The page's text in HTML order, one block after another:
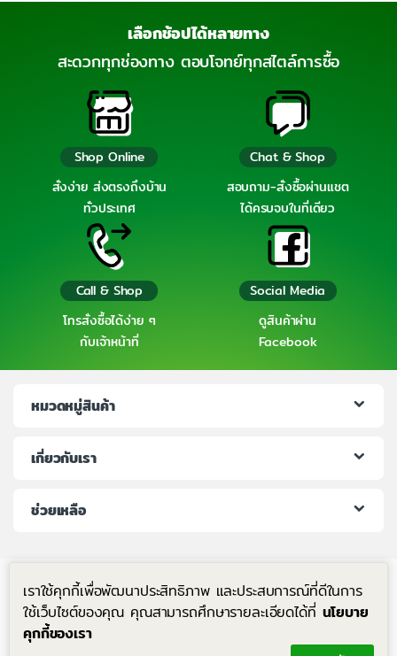
เลือกช้อปได้หลายทาง
สะดวกทุกช่องทาง ตอบโจทย์ทุกสไตล์การซื้อ
Shop Online
สั่งง่าย ส่งตรงถึงบ้าน
ทั่วประเทศ
Chat & Shop
สอบถาม-สั่งซื้อผ่านแชต
ได้ครบจบในที่เดียว
Call & Shop
โทรสั่งซื้อได้ง่าย ๆ
กับเจ้าหน้าที่
Social Media
ดูสินค้าผ่าน
Facebook
หมวดหมู่สินค้า
เกี่ยวกับเรา
ช่วยเหลือ
เราใช้คุกกี้เพื่อพัฒนาประสิทธิภาพ และประสบการณ์ที่ดีในการ
ใช้เว็บไซต์ของคุณ คุณสามารถศึกษารายละเอียดได้ที่ นโยบาย
คุกกี้ของเรา